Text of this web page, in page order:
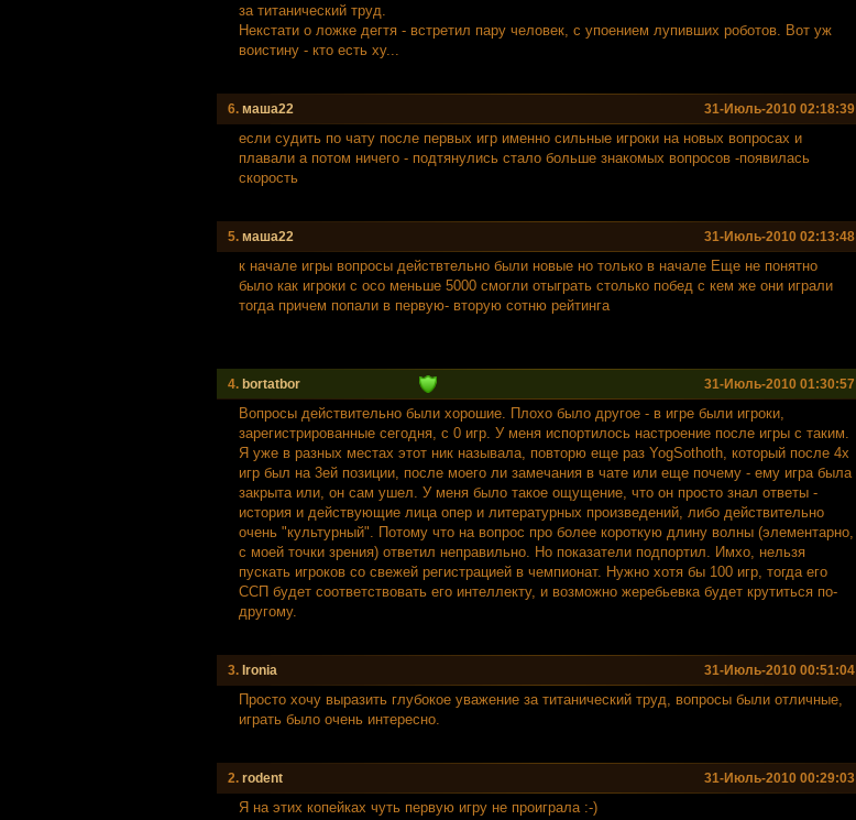
за титанический труд.
Некстати о ложке дегтя - встретил пару человек, с упоением лупивших роботов. Вот уж
воистину - кто есть ху...
6. маша22 31-Июль-2010 02:18:39
если судить по чату после первых игр именно сильные игроки на новых вопросах и
плавали а потом ничего - подтянулись стало больше знакомых вопросов -появилась
скорость
5. маша22 31-Июль-2010 02:13:48
к начале игры вопросы действтельно были новые но только в начале Еще не понятно
было как игроки с осо меньше 5000 смогли отыграть столько побед с кем же они играли
тогда причем попали в первую- вторую сотню рейтинга
4. bortatbor 31-Июль-2010 01:30:57
Вопросы действительно были хорошие. Плохо было другое - в игре были игроки,
зарегистрированные сегодня, с 0 игр. У меня испортилось настроение после игры с таким.
Я уже в разных местах этот ник называла, повторю еще раз YogSothoth, который после 4х
игр был на 3ей позиции, после моего ли замечания в чате или еще почему - ему игра была
закрыта или, он сам ушел. У меня было такое ощущение, что он просто знал ответы -
история и действующие лица опер и литературных произведений, либо действительно
очень "культурный". Потому что на вопрос про более короткую длину волны (элементарно,
с моей точки зрения) ответил неправильно. Но показатели подпортил. Имхо, нельзя
пускать игроков со свежей регистрацией в чемпионат. Нужно хотя бы 100 игр, тогда его
ССП будет соответствовать его интеллекту, и возможно жеребьевка будет крутиться по-
другому.
3. Irоnia 31-Июль-2010 00:51:04
Просто хочу выразить глубокое уважение за титанический труд, вопросы были отличные,
играть было очень интересно.
2. rodent 31-Июль-2010 00:29:03
Я на этих копейках чуть первую игру не проиграла :-)